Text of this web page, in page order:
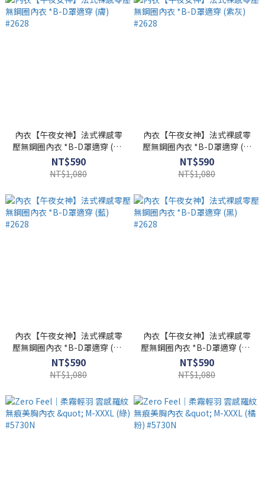
內衣【午夜女神】法式裸感零
壓無鋼圈內衣 *B-D罩適穿 (膚)
#2628
NT$590
NT$1,080
內衣【午夜女神】法式裸感零
壓無鋼圈內衣 *B-D罩適穿 (紫
灰) #2628
NT$590
NT$1,080
內衣【午夜女神】法式裸感零
壓無鋼圈內衣 *B-D罩適穿 (藍)
#2628
NT$590
NT$1,080
內衣【午夜女神】法式裸感零
壓無鋼圈內衣 *B-D罩適穿 (黑)
#2628
NT$590
NT$1,080